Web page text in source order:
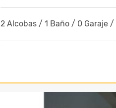
2 Alcobas / 1 Baño / 0 Garaje /